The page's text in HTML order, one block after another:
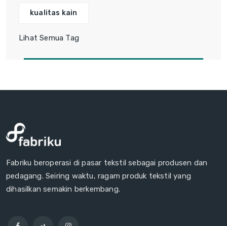
kualitas kain
Lihat Semua Tag
Fabriku beroperasi di pasar tekstil sebagai produsen dan
pedagang. Seiring waktu, ragam produk tekstil yang
dihasilkan semakin berkembang.